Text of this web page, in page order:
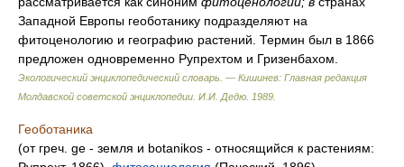
Западной Европы геоботанику подразделяют на
фитоценологию и географию растений. Термин был в 1866
предложен одновременно Рупрехтом и Гризенбахом.
Экологический энциклопедический словарь. — Кишинев: Главная редакция
Молдавской советской энциклопедии И.И. Дедю 1989
Геоботаника
(от греч. ge - земля и botanikos - относящийся к растениям: